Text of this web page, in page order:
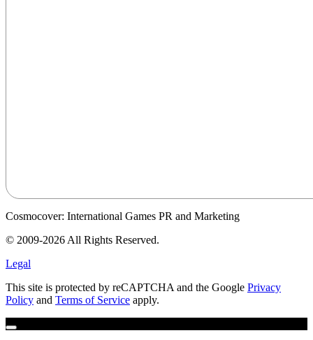
Cosmocover: International Games PR and Marketing
© 2009-2026 All Rights Reserved.
Legal
This site is protected by reCAPTCHA and the Google Privacy
Policy and Terms of Service apply.